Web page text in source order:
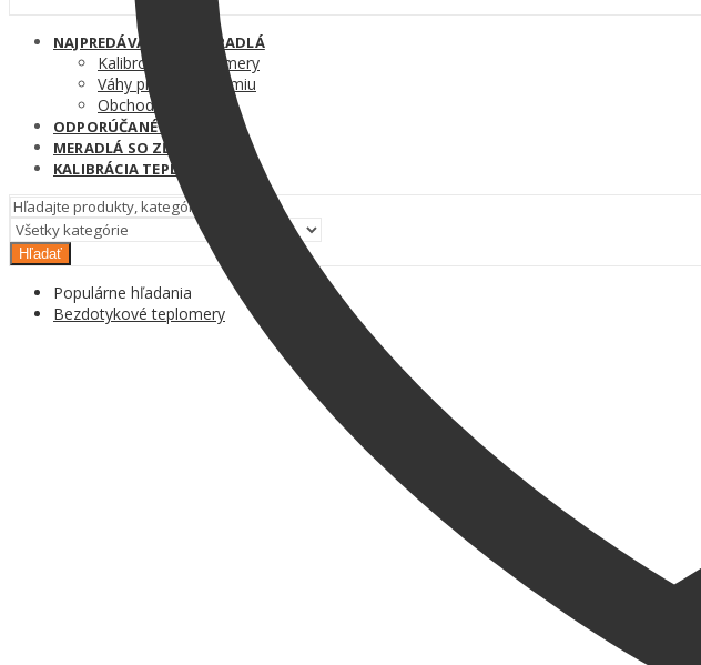
NAJPREDÁVANEJŠIE MERADLÁ
Kalibrované teplomery
Váhy pre gastronómiu
Obchodné váhy
ODPORÚČANÉ MERADLÁ
MERADLÁ SO ZĽAVOU
KALIBRÁCIA TEPLOMEROV
Hľadať
Populárne hľadania
Bezdotykové teplomery